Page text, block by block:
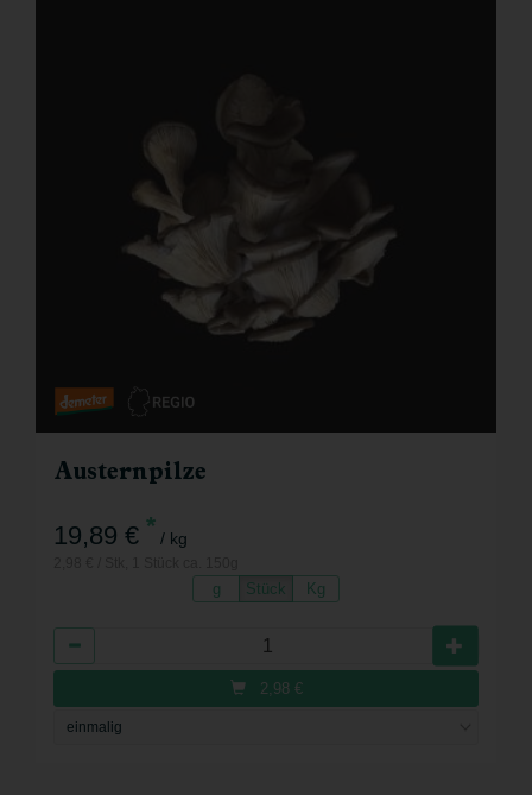
Austernpilze
19,89 € * / kg
g Stück Kg
2,98 €